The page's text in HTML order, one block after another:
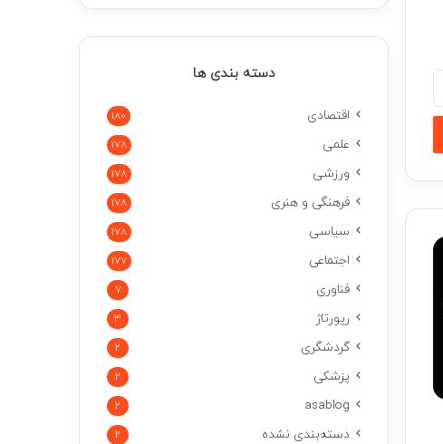
دسته بندی ها
اقتصادی 180
علمی 178
ورزشی 178
فرهنگی و هنری 178
سیاسی 178
اجتماعی 177
فناوری 7
رپورتاژ 3
گردشگری 2
پزشکی 2
asablog
2
دسته‌بندی نشده 2